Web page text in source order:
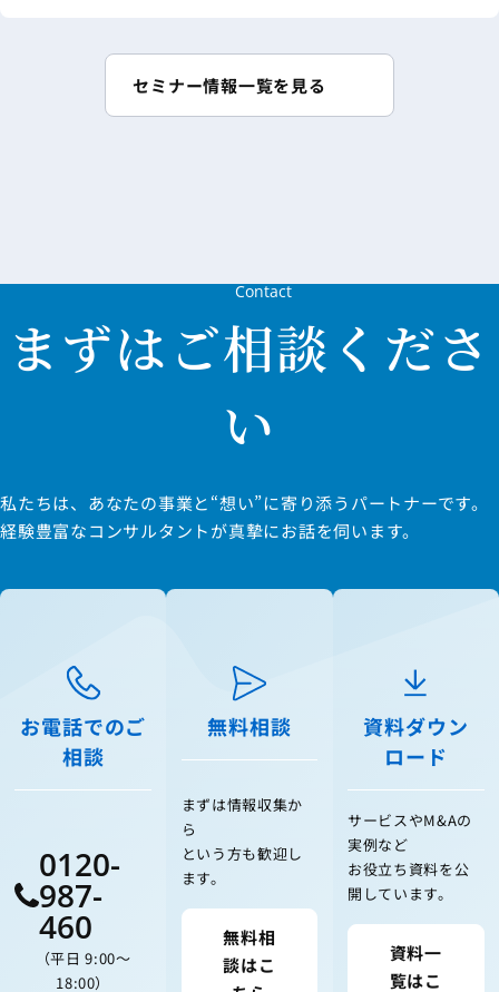
セミナー情報一覧を見る
Contact
まずはご相談くださ
い
私たちは、あなたの事業と“想い”に寄り添うパートナーです。
経験豊富なコンサルタントが真摯にお話を伺います。
お電話でのご
相談
0120-
987-
460
（平日 9:00〜
18:00）
無料相談
まずは情報収集か
ら
という方も歓迎し
ます。
無料相
談はこ
資料ダウン
ロード
サービスやM&Aの
実例など
お役立ち資料を公
開しています。
資料一
覧はこ